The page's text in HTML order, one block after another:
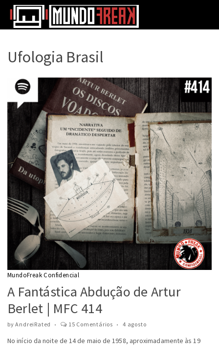
Ufologia Brasil
MundoFreak Confidencial
A Fantástica Abdução de Artur
Berlet | MFC 414
byAndreiRated 15 Comentários 4 agosto
No início da noite de 14 de maio de 1958, aproximadamente às 19